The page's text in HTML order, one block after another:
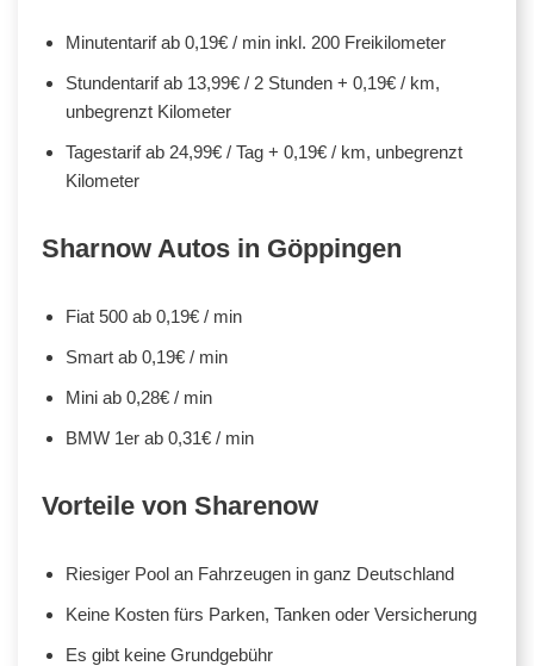
Minutentarif ab 0,19€ / min inkl. 200 Freikilometer
Stundentarif ab 13,99€ / 2 Stunden + 0,19€ / km,
unbegrenzt Kilometer
Tagestarif ab 24,99€ / Tag + 0,19€ / km, unbegrenzt
Kilometer
Sharnow Autos in Göppingen
Fiat 500 ab 0,19€ / min
Smart ab 0,19€ / min
Mini ab 0,28€ / min
BMW 1er ab 0,31€ / min
Vorteile von Sharenow
Riesiger Pool an Fahrzeugen in ganz Deutschland
Keine Kosten fürs Parken, Tanken oder Versicherung
Es gibt keine Grundgebühr